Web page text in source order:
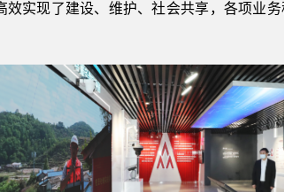
实现了建设、维护、社会共享，各项业